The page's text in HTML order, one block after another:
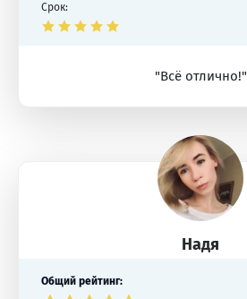
Срок:
"Всё отлично!"
Надя
Общий рейтинг: